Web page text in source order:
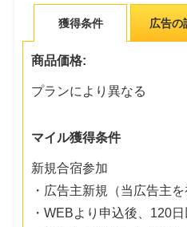
獲得条件 広告の
商品価格:
プランにより異なる
マイル獲得条件
新規合宿参加
・広告主新規（当広告主
・WEBより申込後、120